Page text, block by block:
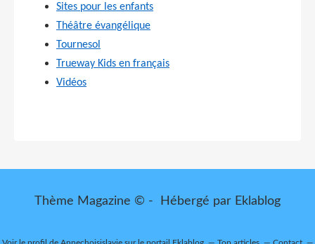
Sites pour les enfants
Théâtre évangélique
Tournesol
Trueway Kids en français
Vidéos
Thème Magazine © - Hébergé par Eklablog